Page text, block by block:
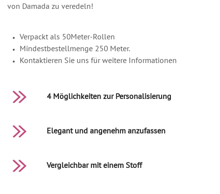
von Damada zu veredeln!
Verpackt als 50Meter-Rollen
Mindestbestellmenge 250 Meter.
Kontaktieren Sie uns für weitere Informationen
4 Möglichkeiten zur Personalisierung
Elegant und angenehm anzufassen
Vergleichbar mit einem Stoff